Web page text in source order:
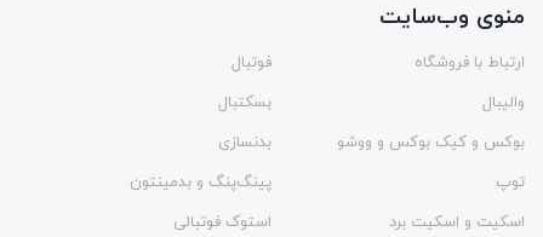
منوی وب‌سایت
ارتباط با فروشگاه
فوتبال
والیبال
بسکتبال
بوکس و کیک بوکس و ووشو
بدنسازی
توپ
پینگ‌پنگ و بدمينتون
اسکیت و اسکیت برد
استوک فوتبالی